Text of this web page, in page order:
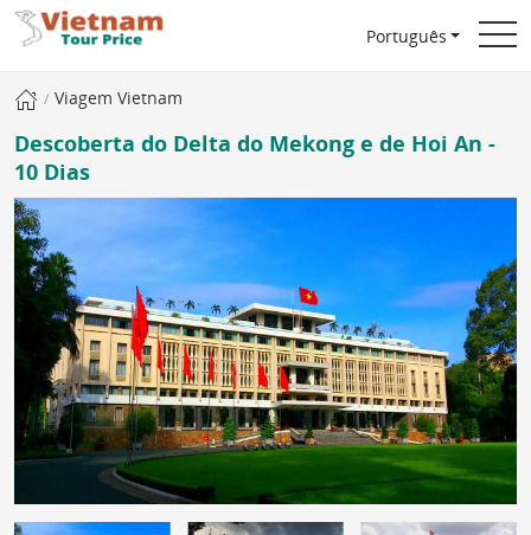
Português
Viagem Vietnam
Descoberta do Delta do Mekong e de Hoi An -
10 Dias